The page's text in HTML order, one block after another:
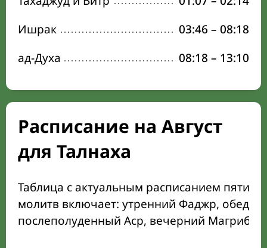
Ишрак
03:46 – 08:18
ад-Духа
08:18 – 13:10
Расписание на Август
для Талнаха
Таблица с актуальным расписанием пяти
молитв включает: утренний Фаджр,
послеполуденный Аср, вечерний Магриб